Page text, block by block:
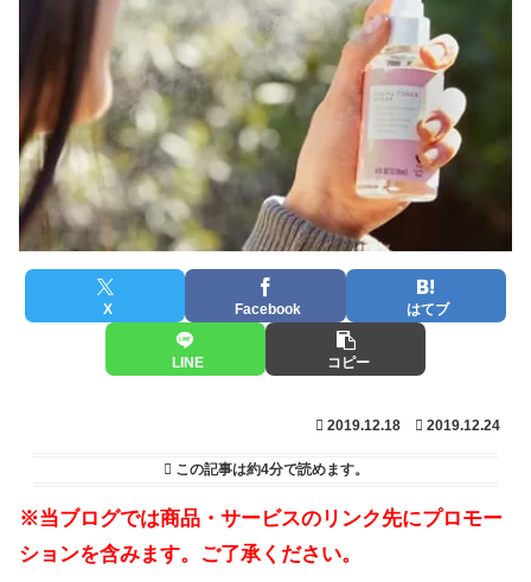
X Facebook はてブ
LINE コピー
2019.12.18 2019.12.24
この記事は約4分で読めます。
※当ブログでは商品・サービスのリンク先にプロモー
ションを含みます。ご了承ください。